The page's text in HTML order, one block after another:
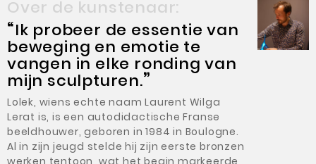
Over de kunstenaar:
“Ik probeer de essentie van
beweging en emotie te
vangen in elke ronding van
mijn sculpturen.”
Lolek, wiens echte naam Laurent Wilga
Lerat is, is een autodidactische Franse
beeldhouwer, geboren in 1984 in Boulogne.
Al in zijn jeugd stelde hij zijn eerste bronzen